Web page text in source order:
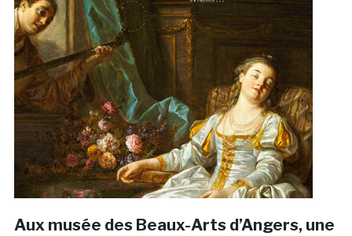
Aux musée des Beaux-Arts d’Angers, une